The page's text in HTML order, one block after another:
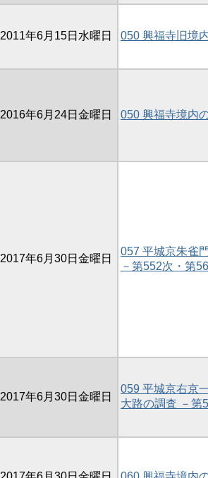
2011年6月15日水曜日 050 興福寺旧境
2016年6月24日金曜日 050 興福寺境内
2017年6月30日金曜日
057 平城京朱雀
－第552次・第
2017年6月30日金曜日
059 平城京右京
大路の調査 －第